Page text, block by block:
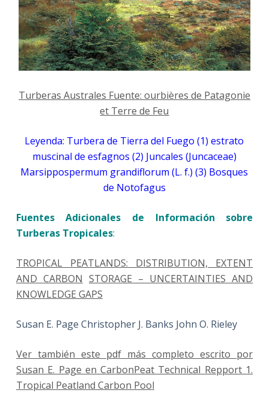
Turberas Australes Fuente: ourbières de Patagonie
et Terre de Feu
Leyenda: Turbera de Tierra del Fuego (1) estrato
muscinal de esfagnos (2) Juncales (Juncaceae)
Marsippospermum grandiflorum (L. f.) (3) Bosques
de Notofagus
Fuentes Adicionales de Información sobre
Turberas Tropicales:
TROPICAL PEATLANDS: DISTRIBUTION, EXTENT
AND CARBON STORAGE – UNCERTAINTIES AND
KNOWLEDGE GAPS
Susan E. Page Christopher J. Banks John O. Rieley
Ver también este pdf más completo escrito por
Susan E. Page en CarbonPeat Technical Repport 1.
Tropical Peatland Carbon Pool